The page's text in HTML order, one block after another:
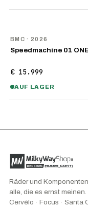
BMC · 2026
Speedmachine 01
€ 15.999
AUF LAGER
Räder und
alle, die es ernst meinen.
Cervélo · Focus · Santa